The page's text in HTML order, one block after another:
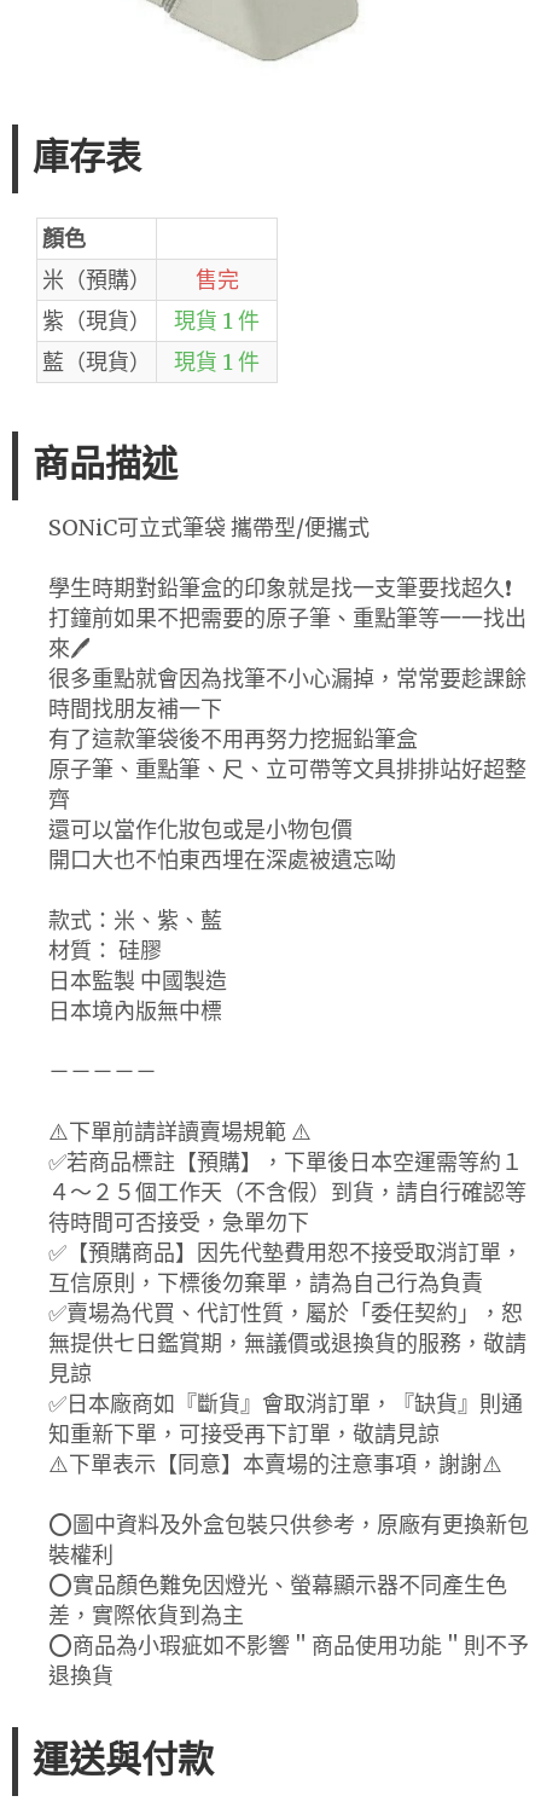
庫存表
顏色
米（預購）
售完
紫（現貨）
現貨 1 件
藍（現貨）
現貨 1 件
商品描述
SONiC可立式筆袋 攜帶型/便攜式
學生時期對鉛筆盒的印象就是找一支筆要找超久❗️
打鐘前如果不把需要的原子筆、重點筆等一一找出
來🖊️
很多重點就會因為找筆不小心漏掉，常常要趁課餘
時間找朋友補一下
有了這款筆袋後不用再努力挖掘鉛筆盒
原子筆、重點筆、尺、立可帶等文具排排站好超整
齊
還可以當作化妝包或是小物包價
開口大也不怕東西埋在深處被遺忘呦
款式：米、紫、藍
材質： 硅膠
日本監製 中國製造
日本境內版無中標
－－－－－
⚠️下單前請詳讀賣場規範 ⚠️
✅若商品標註【預購】，下單後日本空運需等約１
４～２５個工作天（不含假）到貨，請自行確認等
待時間可否接受，急單勿下
✅【預購商品】因先代墊費用恕不接受取消訂單，
互信原則，下標後勿棄單，請為自己行為負責
✅賣場為代買、代訂性質，屬於「委任契約」，恕
無提供七日鑑賞期，無議價或退換貨的服務，敬請
見諒
✅日本廠商如『斷貨』會取消訂單，『缺貨』則通
知重新下單，可接受再下訂單，敬請見諒
⚠️下單表示【同意】本賣場的注意事項，謝謝⚠️
⭕圖中資料及外盒包裝只供參考，原廠有更換新包
裝權利
⭕實品顏色難免因燈光、螢幕顯示器不同產生色
差，實際依貨到為主
⭕商品為小瑕疵如不影響＂商品使用功能＂則不予
退換貨
運送與付款